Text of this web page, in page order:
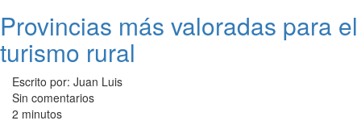
Provincias más valoradas para el
turismo rural
Escrito por: Juan Luis
Sin comentarios
2 minutos